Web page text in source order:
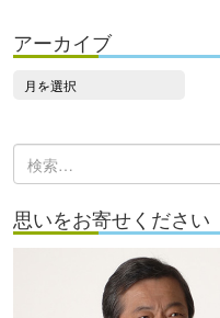
アーカイブ
カ
索:
思いをお寄せください